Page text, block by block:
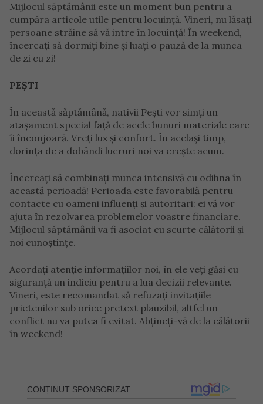
Mijlocul săptămânii este un moment bun pentru a
cumpăra articole utile pentru locuință. Vineri, nu lăsați
persoane străine să vă intre în locuință! În weekend,
încercați să dormiți bine și luați o pauză de la munca
de zi cu zi!
PEȘTI
În această săptămână, nativii Pești vor simți un
atașament special față de acele bunuri materiale care
îi înconjoară. Vreți lux și confort. În același timp,
dorința de a dobândi lucruri noi va crește acum.
Încercați să combinați munca intensivă cu odihna în
această perioadă! Perioada este favorabilă pentru
contacte cu oameni influenți și autoritari: ei vă vor
ajuta în rezolvarea problemelor voastre financiare.
Mijlocul săptămânii va fi asociat cu scurte călătorii și
noi cunoștințe.
Acordați atenție informațiilor noi, în ele veți găsi cu
siguranță un indiciu pentru a lua decizii relevante.
Vineri, este recomandat să refuzați invitațiile
prietenilor sub orice pretext plauzibil, altfel un
conflict nu va putea fi evitat. Abțineți-vă de la călătorii
în weekend!